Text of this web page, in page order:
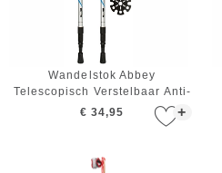
+
Wandelstok Abbey
Telescopisch Verstelbaar Anti-
shock Zilver Blauw Zwart
€ 34,95